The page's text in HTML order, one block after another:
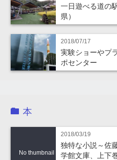
一日遊べる道の
県）
2018/07/17
実験ショーやプ
ポセンター
本
No thumbnail
2018/03/19
独特な小説～佐
学館文庫、上下巻